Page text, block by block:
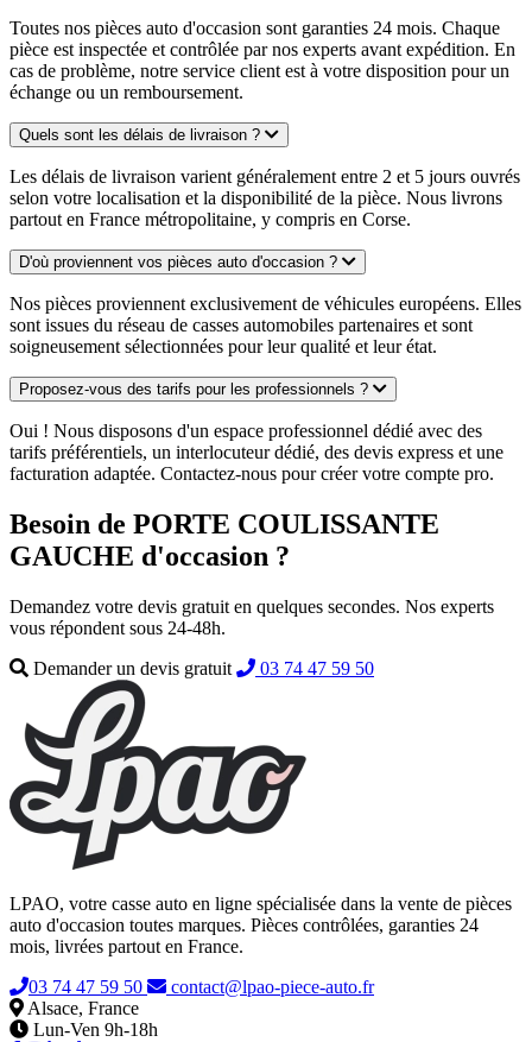
Toutes nos pièces auto d'occasion sont garanties 24 mois. Chaque
pièce est inspectée et contrôlée par nos experts avant expédition. En
cas de problème, notre service client est à votre disposition pour un
échange ou un remboursement.
Quels sont les délais de livraison ?
Les délais de livraison varient généralement entre 2 et 5 jours ouvrés
selon votre localisation et la disponibilité de la pièce. Nous livrons
partout en France métropolitaine, y compris en Corse.
D'où proviennent vos pièces auto d'occasion ?
Nos pièces proviennent exclusivement de véhicules européens. Elles
sont issues du réseau de casses automobiles partenaires et sont
soigneusement sélectionnées pour leur qualité et leur état.
Proposez-vous des tarifs pour les professionnels ?
Oui ! Nous disposons d'un espace professionnel dédié avec des
tarifs préférentiels, un interlocuteur dédié, des devis express et une
facturation adaptée. Contactez-nous pour créer votre compte pro.
Besoin de PORTE COULISSANTE
GAUCHE d'occasion ?
Demandez votre devis gratuit en quelques secondes. Nos experts
vous répondent sous 24-48h.
Demander un devis gratuit
03 74 47 59 50
LPAO, votre casse auto en ligne spécialisée dans la vente de pièces
auto d'occasion toutes marques. Pièces contrôlées, garanties 24
mois, livrées partout en France.
03 74 47 59 50
contact@lpao-piece-auto.fr
Alsace, France
Lun-Ven 9h-18h